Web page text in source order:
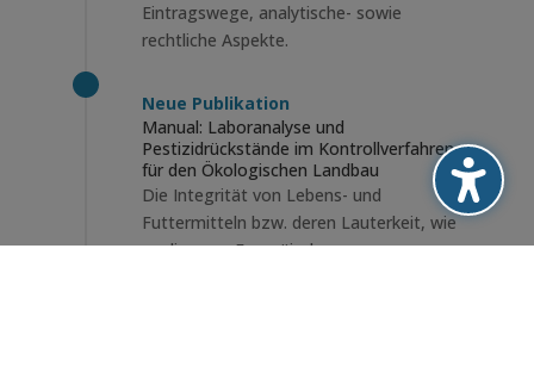
Eintragswege, analytische- sowie
rechtliche Aspekte.
Neue Publikation
Manual: Laboranalyse und
Pestizidrückstände im Kontrollverfahren
für den Ökologischen Landbau
Die Integrität von Lebens- und
Futtermitteln bzw. deren Lauterkeit, wie
es die neue Europäische